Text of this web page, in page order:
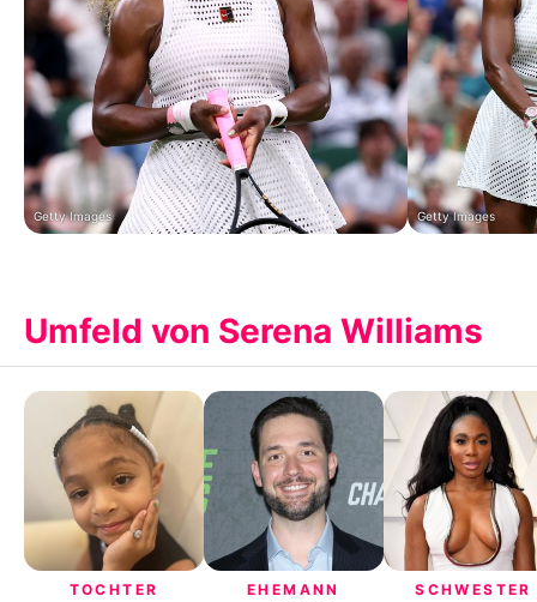
Getty Images Getty Images
Umfeld von Serena Williams
TOCHTER EHEMANN SCHWESTER